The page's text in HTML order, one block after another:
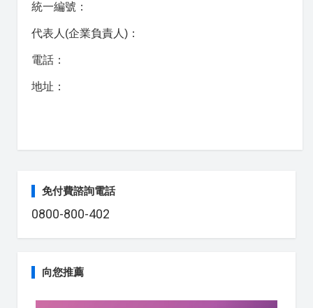
統一編號：
代表人(企業負責人)：
電話：
地址：
免付費諮詢電話
0800-800-402
向您推薦